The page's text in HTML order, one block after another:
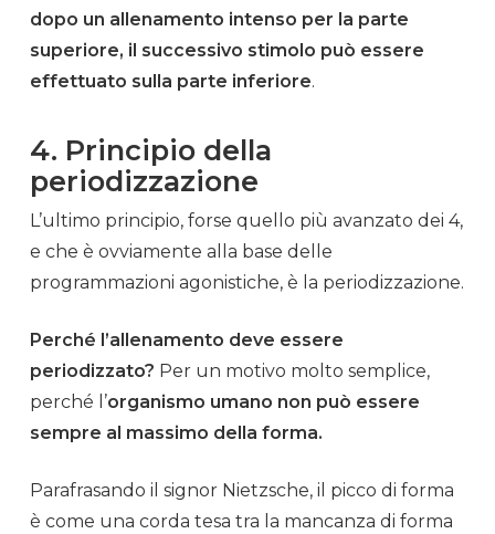
dopo un allenamento intenso per la parte
superiore, il successivo stimolo può essere
effettuato sulla parte inferiore.
4. Principio della
periodizzazione
L’ultimo principio, forse quello più avanzato dei 4,
e che è ovviamente alla base delle
programmazioni agonistiche, è la periodizzazione.
Perché l’allenamento deve essere
periodizzato? Per un motivo molto semplice,
perché l’organismo umano non può essere
sempre al massimo della forma.
Parafrasando il signor Nietzsche, il picco di forma
è come una corda tesa tra la mancanza di forma